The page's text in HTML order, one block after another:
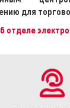
для
отделе